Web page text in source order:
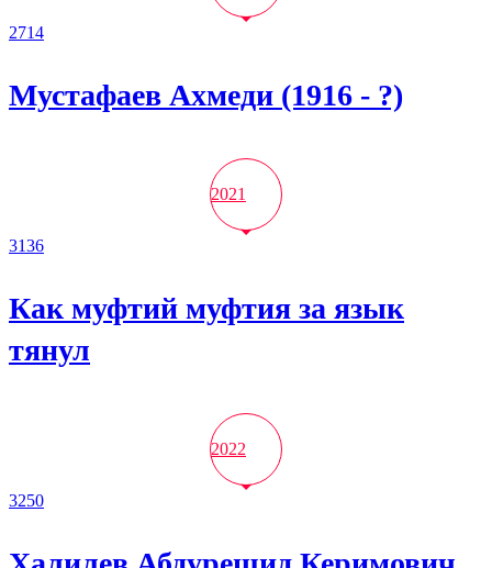
2714
Мустафаев Ахмеди (1916 - ?)
2021
3136
Как муфтий муфтия за язык
тянул
2022
3250